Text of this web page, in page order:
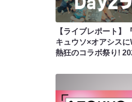
【ライブレポート】
キュウソ×オアシス
熱狂のコラボ祭り!